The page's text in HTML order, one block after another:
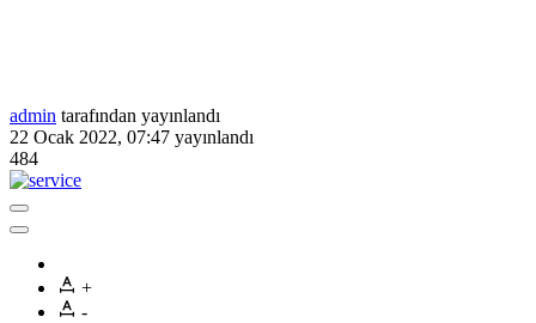
admin tarafından yayınlandı
22 Ocak 2022, 07:47 yayınlandı
484
+
-